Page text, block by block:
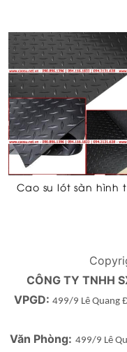
Cao su lót sàn hình
CÔNG TY TNHH
VPGD: 499/9 Lê Quang
Văn Phòng: 499/9 Lê